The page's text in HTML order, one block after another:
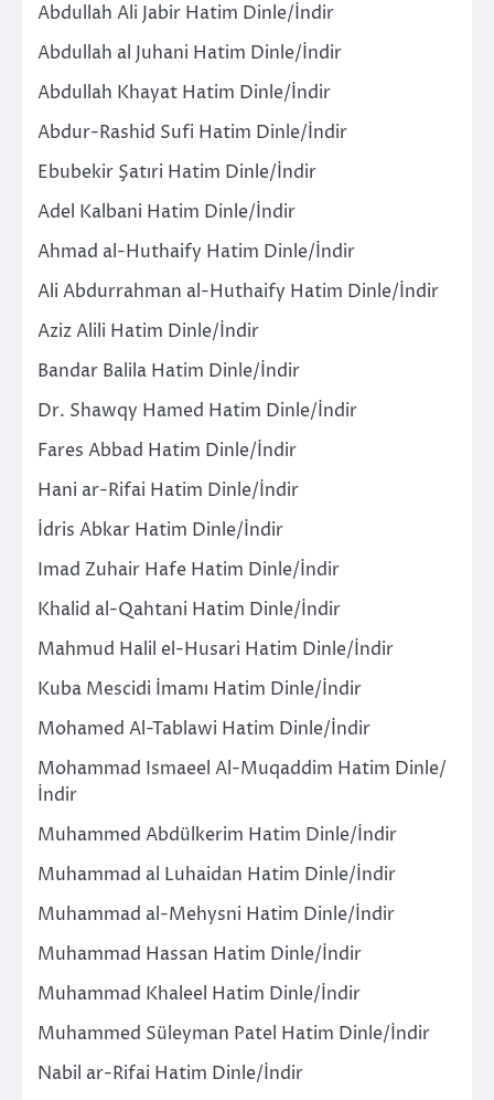
Abdullah Ali Jabir Hatim Dinle/İndir
Abdullah al Juhani Hatim Dinle/İndir
Abdullah Khayat Hatim Dinle/İndir
Abdur-Rashid Sufi Hatim Dinle/İndir
Ebubekir Şatıri Hatim Dinle/İndir
Adel Kalbani Hatim Dinle/İndir
Ahmad al-Huthaify Hatim Dinle/İndir
Ali Abdurrahman al-Huthaify Hatim Dinle/İndir
Aziz Alili Hatim Dinle/İndir
Bandar Balila Hatim Dinle/İndir
Dr. Shawqy Hamed Hatim Dinle/İndir
Fares Abbad Hatim Dinle/İndir
Hani ar-Rifai Hatim Dinle/İndir
İdris Abkar Hatim Dinle/İndir
Imad Zuhair Hafe Hatim Dinle/İndir
Khalid al-Qahtani Hatim Dinle/İndir
Mahmud Halil el-Husari Hatim Dinle/İndir
Kuba Mescidi İmamı Hatim Dinle/İndir
Mohamed Al-Tablawi Hatim Dinle/İndir
Mohammad Ismaeel Al-Muqaddim Hatim Dinle/
İndir
Muhammed Abdülkerim Hatim Dinle/İndir
Muhammad al Luhaidan Hatim Dinle/İndir
Muhammad al-Mehysni Hatim Dinle/İndir
Muhammad Hassan Hatim Dinle/İndir
Muhammad Khaleel Hatim Dinle/İndir
Muhammed Süleyman Patel Hatim Dinle/İndir
Nabil ar-Rifai Hatim Dinle/İndir